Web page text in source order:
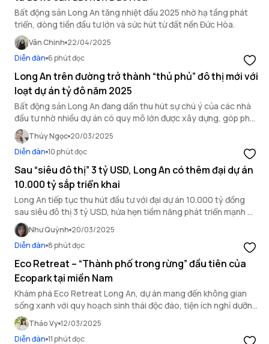
Bất động sản Long An tăng nhiệt đầu 2025 nhờ hạ tầng phát
triển, dòng tiền đầu tư lớn và sức hút từ đất nền Đức Hòa.
Vân Chinh 22/04/2025
Diễn đàn 6 phút đọc
Long An trên đường trở thành “thủ phủ” đô thị mới với
loạt dự án tỷ đô năm 2025
Bất động sản Long An đang dần thu hút sự chú ý của các nhà
đầu tư nhờ nhiều dự án có quy mô lớn được xây dựng, góp phần
nâng cao giá BĐS tại khu vực.
Thúy Ngọc 20/03/2025
Diễn đàn 10 phút đọc
Sau “siêu đô thị” 3 tỷ USD, Long An có thêm đại dự án
10.000 tỷ sắp triển khai
Long An tiếp tục thu hút đầu tư với đại dự án 10.000 tỷ đồng
sau siêu đô thị 3 tỷ USD, hứa hẹn tiềm năng phát triển mạnh mẽ
trong lĩnh vực bất động sản Long An.
Như Quỳnh 20/03/2025
Diễn đàn 8 phút đọc
Eco Retreat – “Thành phố trong rừng” đầu tiên của
Ecopark tại miền Nam
Khám phá Eco Retreat Long An, dự án mang đến không gian
sống xanh với quy hoạch sinh thái độc đáo, tiện ích nghỉ dưỡng
hiện đại tại vị trí chiến lược ngay cửa ngõ phía Tây TP.HCM.
Thảo Vy 12/03/2025
Diễn đàn 11 phút đọc